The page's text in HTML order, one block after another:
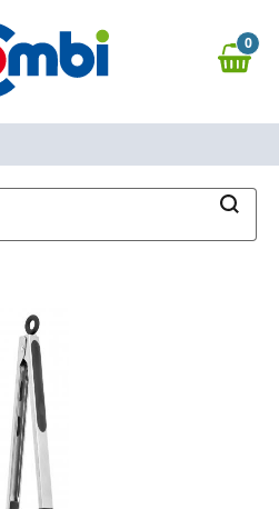
0,00 €
0